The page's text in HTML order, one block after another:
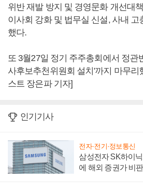
위반 재발 방지 및 경영문화 개선대
이사회 강화 및 법무실 신설, 사내
했다.
또 3월27일 정기 주주총회에서 정관
사후보추천위원회 설치’까지 마무리
스트 장은파 기자]
인기기사
전자·전기·정보통신
삼성전자 SK하이
에 해외 증권가 비